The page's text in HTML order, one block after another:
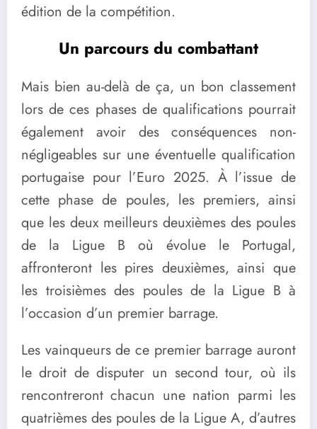
édition de la compétition.
Un parcours du combattant
Mais bien au-delà de ça, un bon classement
lors de ces phases de qualifications pourrait
également avoir des conséquences non-
négligeables sur une éventuelle qualification
portugaise pour l’Euro 2025. À l’issue de
cette phase de poules, les premiers, ainsi
que les deux meilleurs deuxièmes des poules
de la Ligue B où évolue le Portugal,
affronteront les pires deuxièmes, ainsi que
les troisièmes des poules de la Ligue B à
l’occasion d’un premier barrage.
Les vainqueurs de ce premier barrage auront
le droit de disputer un second tour, où ils
rencontreront chacun une nation parmi les
quatrièmes des poules de la Ligue A, d’autres